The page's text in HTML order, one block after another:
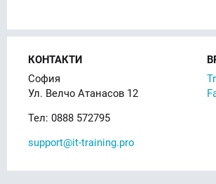
КОНТАКТИ
София
Ул. Велчо Атанасов 12
Тел: 0888 572795
support@it-training.pro